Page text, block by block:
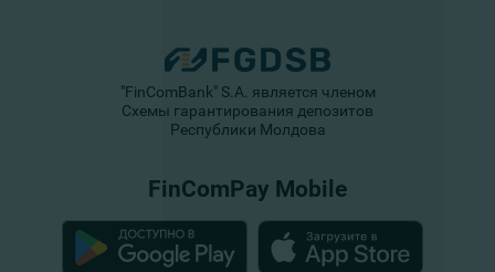
"FinComBank" S.A. является членом
Схемы гарантирования депозитов
Республики Молдова
FinComPay Mobile